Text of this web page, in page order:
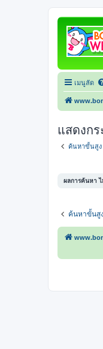
เมนูลัด
แสดงก
ค้นหาขั้นสูง
ผลการค้นหา
ค้นหาขั้นสูง